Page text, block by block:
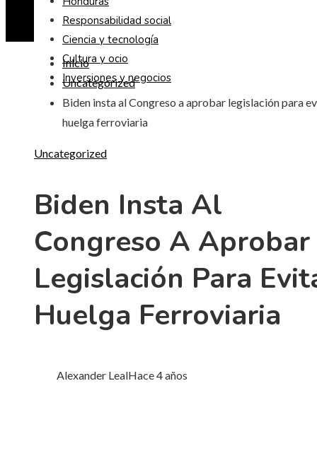
Responsabilidad social
Ciencia y tecnología
Cultura y ocio
Inversiones y negocios
Inicio
Uncategorized
Biden insta al Congreso a aprobar legislación para
huelga ferroviaria
Uncategorized
Biden Insta Al
Congreso A Aprobar
Legislación Para
Huelga Ferroviaria
Alexander LealHace 4 años